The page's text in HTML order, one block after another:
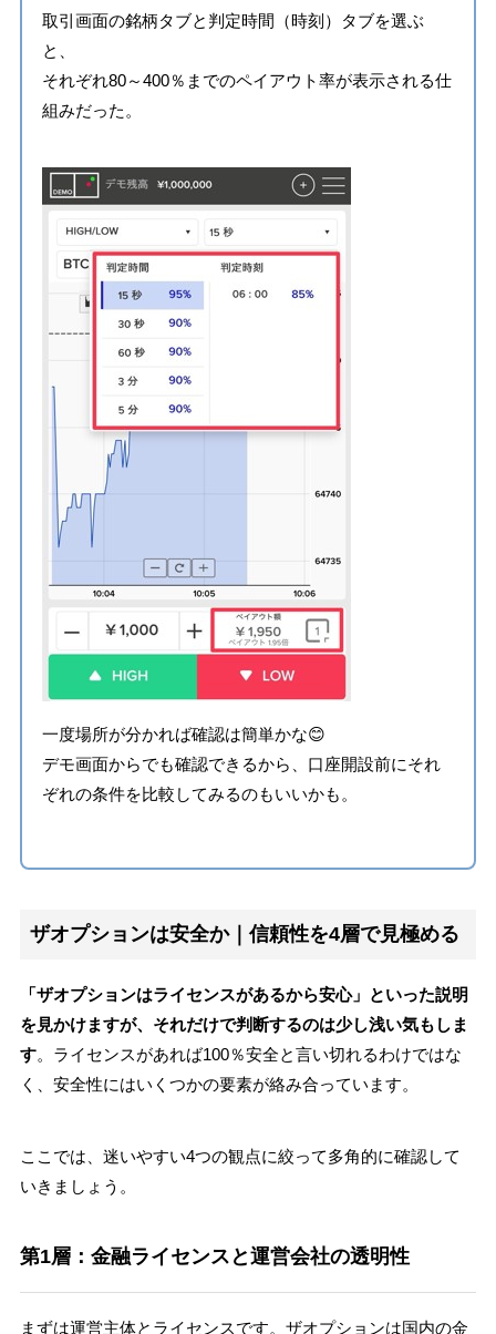
取引画面の銘柄タブと判定時間（時刻）タブを選ぶ
と、
それぞれ80～400％までのペイアウト率が表示される仕
組みだった。
一度場所が分かれば確認は簡単かな😊
デモ画面からでも確認できるから、口座開設前にそれ
ぞれの条件を比較してみるのもいいかも。
ザオプションは安全か｜信頼性を4層で見極める
「ザオプションはライセンスがあるから安心」といった説明
を見かけますが、それだけで判断するのは少し浅い気もしま
す。ライセンスがあれば100％安全と言い切れるわけではな
く、安全性にはいくつかの要素が絡み合っています。
ここでは、迷いやすい4つの観点に絞って多角的に確認して
いきましょう。
第1層：金融ライセンスと運営会社の透明性
まずは運営主体とライセンスです。ザオプションは国内の金